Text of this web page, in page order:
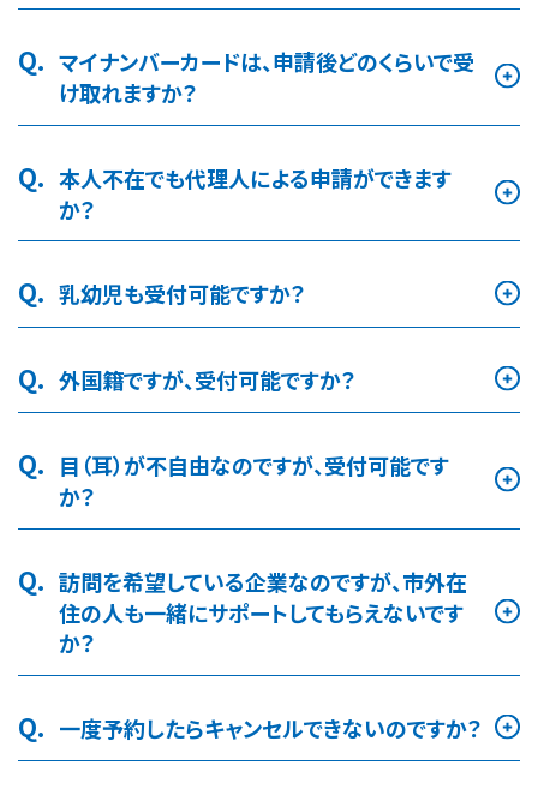
Q. マイナンバーカードは、申請後どのくらいで受
け取れますか？
Q. 本人不在でも代理人による申請ができます
か？
Q. 乳幼児も受付可能ですか？
Q. 外国籍ですが、受付可能ですか？
Q. 目（耳）が不自由なのですが、受付可能です
か？
Q. 訪問を希望している企業なのですが、市外在
住の人も一緒にサポートしてもらえないです
か？
Q. 一度予約したらキャンセルできないのですか？